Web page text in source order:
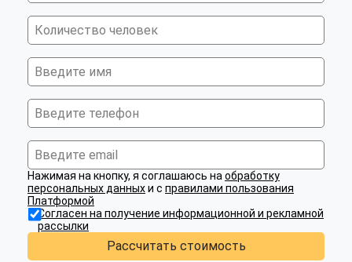
Нажимая на кнопку, я соглашаюсь на обработку
персональных данныхи с правилами пользования
Платформой
Согласен на получение информационной и рекламной
рассылки
Рассчитать стоимость